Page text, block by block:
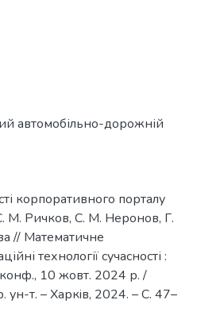
автомобільно-дорожній
корпоративного порталу
М. Ричков, С. М. Неронов, Г.
// Математичне
технології сучасності :
10 жовт. 2024 р. /
ун-т. – Харкiв, 2024. – С. 47–